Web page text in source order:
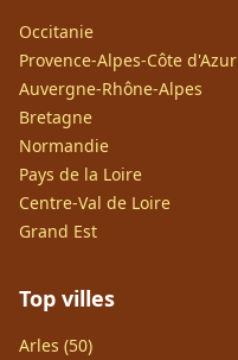
Occitanie
Provence-Alpes-Côte d'Azur
Auvergne-Rhône-Alpes
Bretagne
Normandie
Pays de la Loire
Centre-Val de Loire
Grand Est
Top villes
Arles (50)